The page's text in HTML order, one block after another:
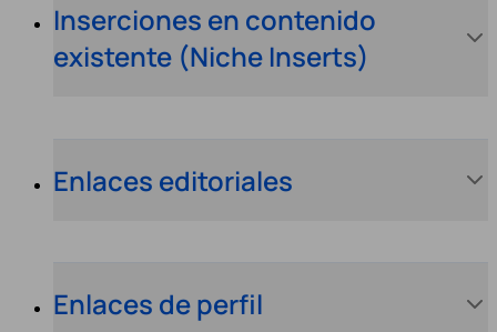
Inserciones en contenido
existente (Niche Inserts)
Enlaces editoriales
Enlaces de perfil